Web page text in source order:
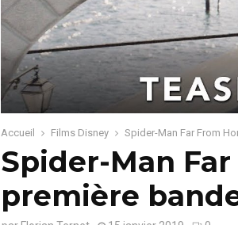
Accueil Films Disney Spider-Man Far From
Spider-Man
première